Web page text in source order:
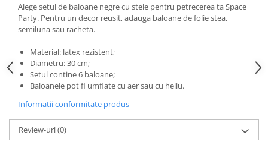
Petrecere 50 ani
Ocazie
Anul Nou
Gender Reveal
Baby Shower
Botez
Halloween
Nunta
Alege setul de baloane negre cu stele pentru petrecerea ta Space
Party. Pentru un decor reusit, adauga baloane de folie stea,
semiluna sau racheta.
Material: latex rezistent;
Diametru: 30 cm;
Setul contine 6 baloane;
Baloanele pot fi umflate cu aer sau cu heliu.
Informatii conformitate produs
Review-uri(0)